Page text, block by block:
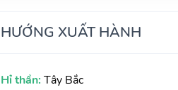
HƯỚNG XUẤT HÀNH
Hỉ thần: Tây Bắc